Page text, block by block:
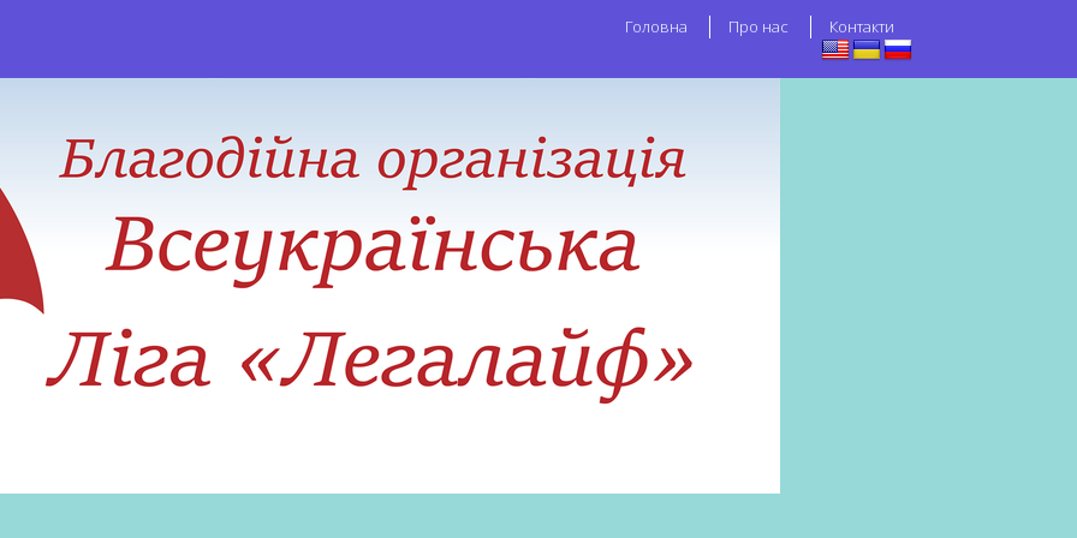
Головна Про нас Контакти